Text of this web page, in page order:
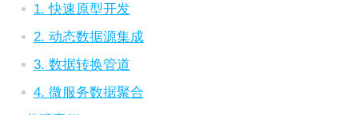
1. 快速原型开发
2. 动态数据源集成
3. 数据转换管道
4. 微服务数据聚合